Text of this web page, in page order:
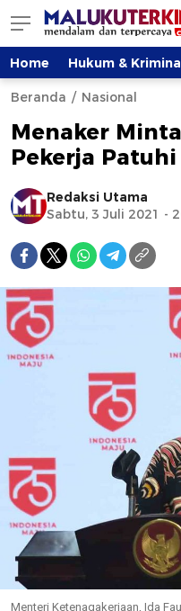
Home Hukum &
Beranda Nasional
Menaker
Pekerja
Redaksi Utama
Sabtu, 3 Juli 2021 -
Menteri Ketenagakerjaan, Ida